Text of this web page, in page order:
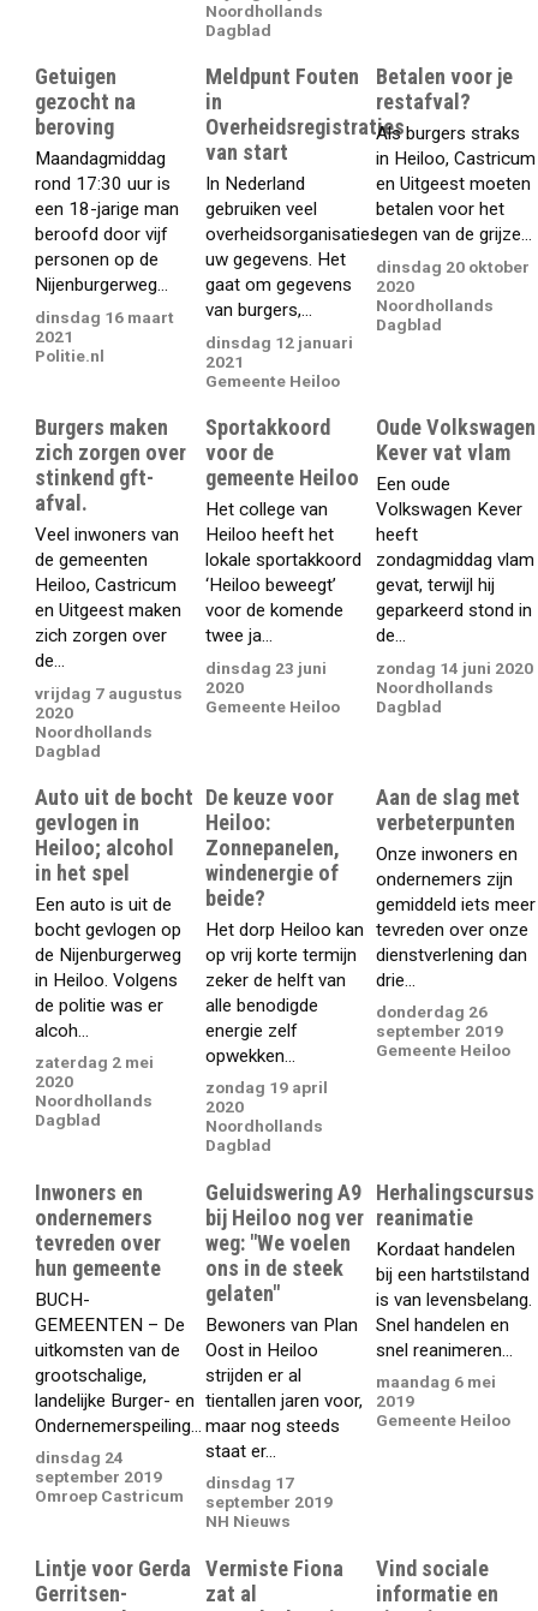
Noordhollands
Dagblad
Getuigen
gezocht na
beroving
Maandagmiddag
rond 17:30 uur is
een 18-jarige man
beroofd door vijf
personen op de
Nijenburgerweg...
dinsdag 16 maart
2021
Politie.nl
Meldpunt Fouten
in
Overheidsregistraties
van start
In Nederland
gebruiken veel
overheidsorganisaties
uw gegevens. Het
gaat om gegevens
van burgers,...
dinsdag 12 januari
2021
Gemeente Heiloo
Betalen voor je
restafval?
Als burgers straks
in Heiloo, Castricum
en Uitgeest moeten
betalen voor het
legen van de grijze...
dinsdag 20 oktober
2020
Noordhollands
Dagblad
Burgers maken
zich zorgen over
stinkend gft-
afval.
Veel inwoners van
de gemeenten
Heiloo, Castricum
en Uitgeest maken
zich zorgen over
de...
vrijdag 7 augustus
2020
Noordhollands
Dagblad
Sportakkoord
voor de
gemeente Heiloo
Het college van
Heiloo heeft het
lokale sportakkoord
‘Heiloo beweegt’
voor de komende
twee ja...
dinsdag 23 juni
2020
Gemeente Heiloo
Oude Volkswagen
Kever vat vlam
Een oude
Volkswagen Kever
heeft
zondagmiddag vlam
gevat, terwijl hij
geparkeerd stond in
de...
zondag 14 juni 2020
Noordhollands
Dagblad
Auto uit de bocht
gevlogen in
Heiloo; alcohol
in het spel
Een auto is uit de
bocht gevlogen op
de Nijenburgerweg
in Heiloo. Volgens
de politie was er
alcoh...
zaterdag 2 mei
2020
Noordhollands
Dagblad
De keuze voor
Heiloo:
Zonnepanelen,
windenergie of
beide?
Het dorp Heiloo kan
op vrij korte termijn
zeker de helft van
alle benodigde
energie zelf
opwekken...
zondag 19 april
2020
Noordhollands
Dagblad
Aan de slag met
verbeterpunten
Onze inwoners en
ondernemers zijn
gemiddeld iets meer
tevreden over onze
dienstverlening dan
drie...
donderdag 26
september 2019
Gemeente Heiloo
Inwoners en
ondernemers
tevreden over
hun gemeente
BUCH-
GEMEENTEN – De
uitkomsten van de
grootschalige,
landelijke Burger- en
Ondernemerspeiling...
dinsdag 24
september 2019
Omroep Castricum
Geluidswering A9
bij Heiloo nog ver
weg: "We voelen
ons in de steek
gelaten"
Bewoners van Plan
Oost in Heiloo
strijden er al
tientallen jaren voor,
maar nog steeds
staat er...
dinsdag 17
september 2019
NH Nieuws
Herhalingscursus
reanimatie
Kordaat handelen
bij een hartstilstand
is van levensbelang.
Snel handelen en
snel reanimeren...
maandag 6 mei
2019
Gemeente Heiloo
Lintje voor Gerda
Gerritsen-
Vermiste Fiona
zat al
Vind sociale
informatie en